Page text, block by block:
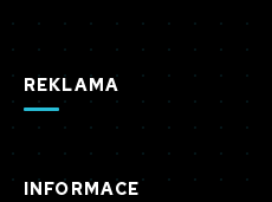
REKLAMA
INFORMACE